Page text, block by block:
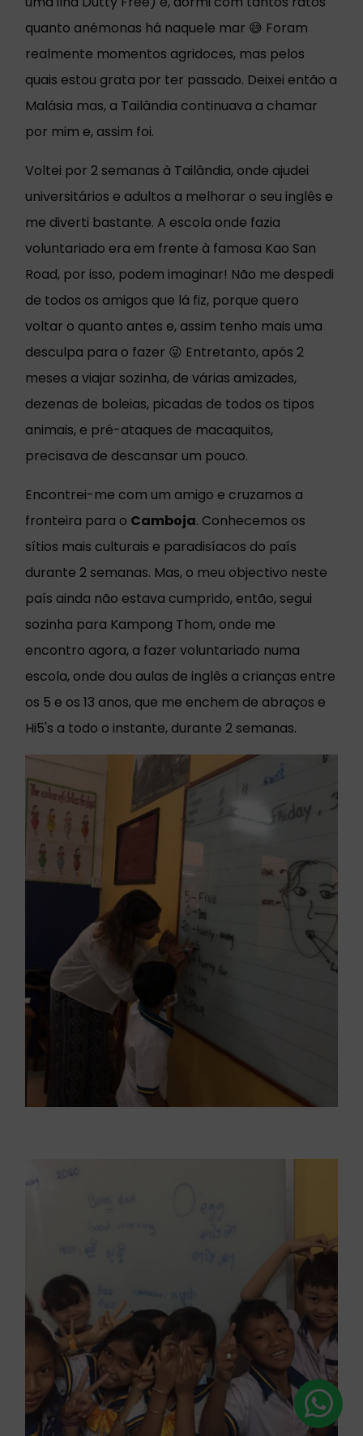
quanto anémonas há naquele mar 😅 Foram
realmente momentos agridoces, mas pelos
quais estou grata por ter passado. Deixei então a
Malásia mas, a Tailândia continuava a chamar
por mim e, assim foi.
Voltei por 2 semanas à Tailândia, onde ajudei
universitários e adultos a melhorar o seu inglês e
me diverti bastante. A escola onde fazia
voluntariado era em frente à famosa Kao San
Road, por isso, podem imaginar! Não me despedi
de todos os amigos que lá fiz, porque quero
voltar o quanto antes e, assim tenho mais uma
desculpa para o fazer 😜 Entretanto, após 2
meses a viajar sozinha, de várias amizades,
dezenas de boleias, picadas de todos os tipos
animais, e pré-ataques de macaquitos,
precisava de descansar um pouco.
Encontrei-me com um amigo e cruzamos a
fronteira para o Camboja. Conhecemos os
sítios mais culturais e paradisíacos do país
durante 2 semanas. Mas, o meu objectivo neste
país ainda não estava cumprido, então, segui
sozinha para Kampong Thom, onde me
encontro agora, a fazer voluntariado numa
escola, onde dou aulas de inglês a crianças entre
os 5 e os 13 anos, que me enchem de abraços e
Hi5's a todo o instante, durante 2 semanas.